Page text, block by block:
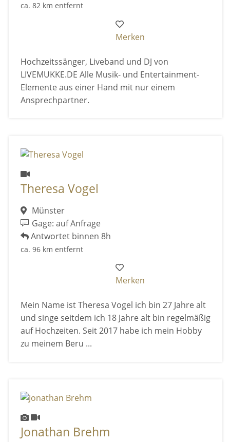
ca. 82 km entfernt
Merken
Hochzeitssänger, Liveband und DJ von
LIVEMUKKE.DE Alle Musik- und Entertainment-
Elemente aus einer Hand mit nur einem
Ansprechpartner.
Theresa Vogel
Münster
Gage: auf Anfrage
Antwortet binnen 8h
ca. 96 km entfernt
Merken
Mein Name ist Theresa Vogel ich bin 27 Jahre alt
und singe seitdem ich 18 Jahre alt bin regelmäßig
auf Hochzeiten. Seit 2017 habe ich mein Hobby
zu meinem Beru ...
Jonathan Brehm